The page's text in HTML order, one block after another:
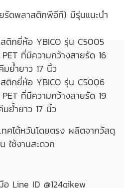
ดพลาสติกพีอีที) มีรุ่นแนะนำ
ติกยี่ห้อ YBICO รุ่น C5005
ที่มีความกว้างสายรัด 16
ย้ำยาว 17 นิ้ว
ติกยี่ห้อ YBICO รุ่น C5006
ที่มีความกว้างสายรัด 19
ย้ำยาว 17 นิ้ว
ทศไต้หวันโดยตรง ผลิตจากวัสดุ
ช้งานสะดวก
Line ID @124qikew